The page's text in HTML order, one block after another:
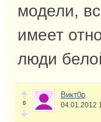
модели,
имеет
люди
0
Викт0р
04.01.2012